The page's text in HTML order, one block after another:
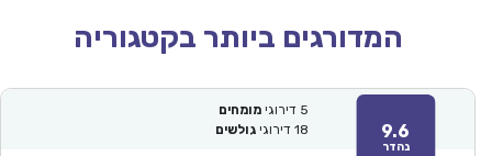
המדורגים ביותר בקטגוריה
9.6
נהדר
5 דירוגי מומחים
18 דירוגי גולשים